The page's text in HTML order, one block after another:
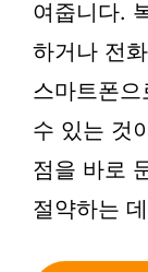
여줍니다.
하거나 전
스마트폰
수 있는 것
점을 바로
절약하는